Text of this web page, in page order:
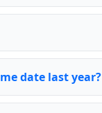
date last year?